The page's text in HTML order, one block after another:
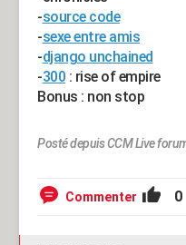
-source code
-sexe entre amis
-django unchained
-300 : rise of empire
Bonus : non stop
Posté depuis CCM Live
Commenter 0